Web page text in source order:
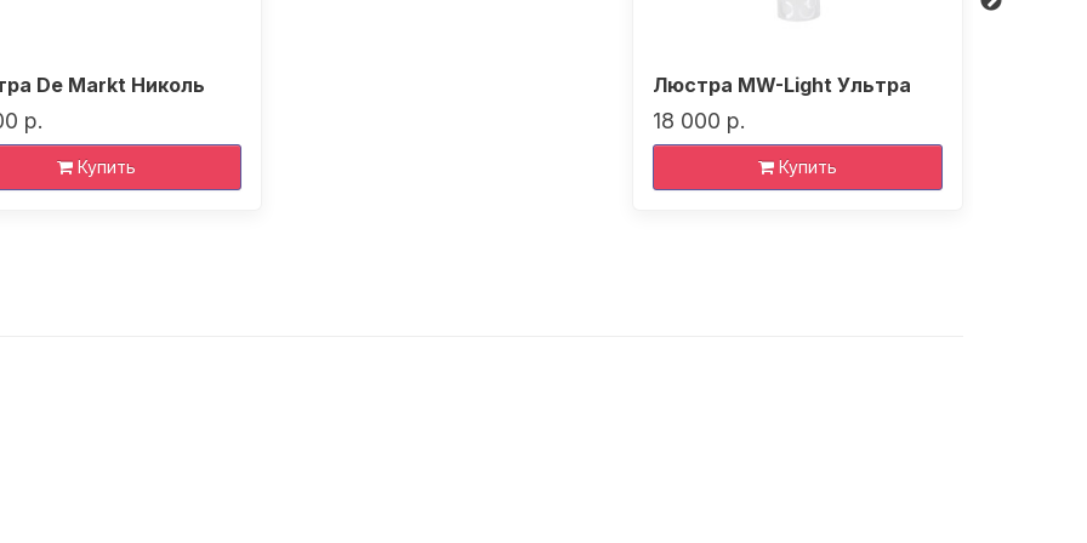
De Markt Николь
р.
Купить
Люстра MW-Light Ультра
18 000 р.
Купить